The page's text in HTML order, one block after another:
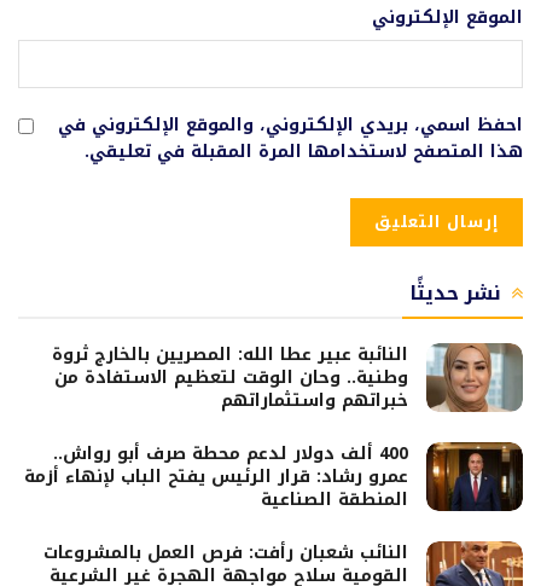
الموقع الإلكتروني
احفظ اسمي، بريدي الإلكتروني، والموقع الإلكتروني في
هذا المتصفح لاستخدامها المرة المقبلة في تعليقي.
نشر حديثًا
النائبة عبير عطا الله: المصريين بالخارج ثروة
وطنية.. وحان الوقت لتعظيم الاستفادة من
خبراتهم واستثماراتهم
400 ألف دولار لدعم محطة صرف أبو رواش..
عمرو رشاد: قرار الرئيس يفتح الباب لإنهاء أزمة
المنطقة الصناعية
النائب شعبان رأفت: فرص العمل بالمشروعات
القومية سلاح مواجهة الهجرة غير الشرعية